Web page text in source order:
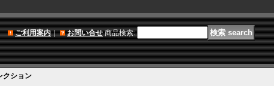
ご利用案内｜ お問い合せ 商品検索:
クション